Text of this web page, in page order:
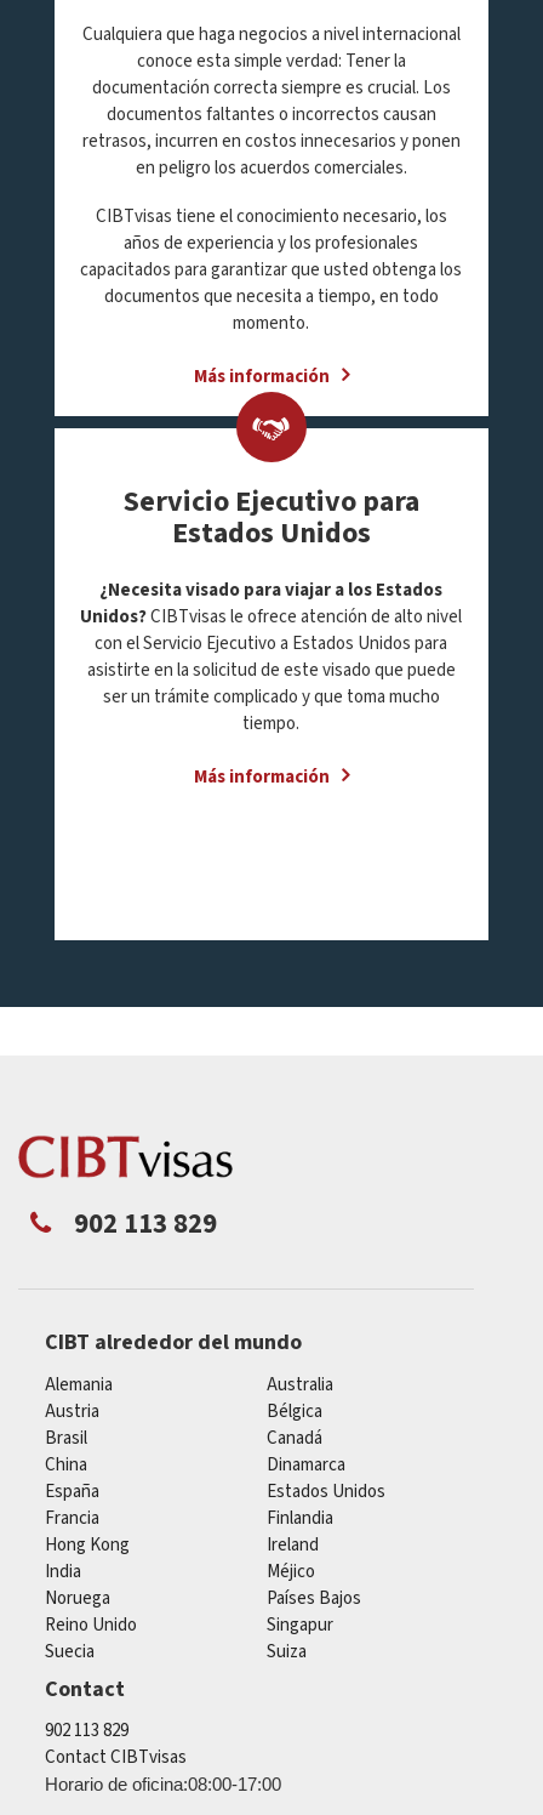
Cualquiera que haga negocios a nivel internacional
conoce esta simple verdad: Tener la
documentación correcta siempre es crucial. Los
documentos faltantes o incorrectos causan
retrasos, incurren en costos innecesarios y ponen
en peligro los acuerdos comerciales.
CIBTvisas tiene el conocimiento necesario, los
años de experiencia y los profesionales
capacitados para garantizar que usted obtenga los
documentos que necesita a tiempo, en todo
momento.
Más información
Servicio Ejecutivo para
Estados Unidos
¿Necesita visado para viajar a los Estados
Unidos?CIBTvisas le ofrece atención de alto nivel
con el Servicio Ejecutivo a Estados Unidos para
asistirte en la solicitud de este visado que puede
ser un trámite complicado y que toma mucho
tiempo.
Más información
902 113 829
CIBT alrededor del mundo
Alemania
Australia
Austria
Bélgica
Brasil
Canadá
China
Dinamarca
España
Estados Unidos
Francia
Finlandia
Hong Kong
Ireland
India
Méjico
Noruega
Países Bajos
Reino Unido
Singapur
Suecia
Suiza
Contact
902 113 829
Contact CIBTvisas
Horario de oficina:08:00-17:00